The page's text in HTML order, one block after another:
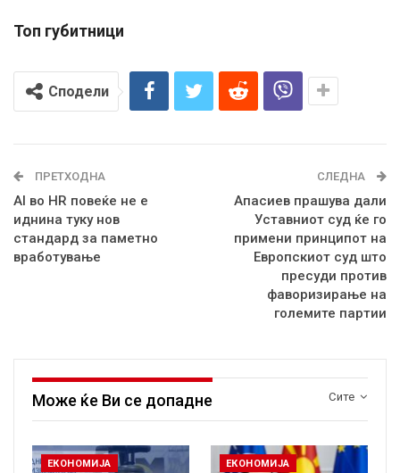
Топ губитници
Сподели
ПРЕТХОДНА
AI во HR повеќе не е
иднина туку нов
стандард за паметно
вработување
СЛЕДНА
Апасиев прашува дали
Уставниот суд ќе го
примени принципот на
Европскиот суд што
пресуди против
фаворизирање на
големите партии
Сите
Може ќе Ви се допадне
ЕКОНОМИЈА ЕКОНОМИЈА